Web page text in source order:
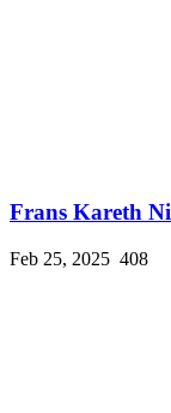
Frans Kareth
Feb 25, 2025 408